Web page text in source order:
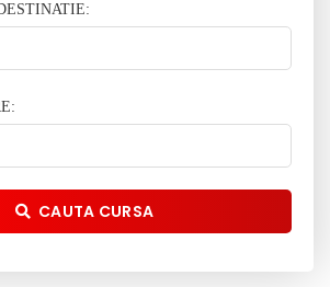
CAUTA CURSA